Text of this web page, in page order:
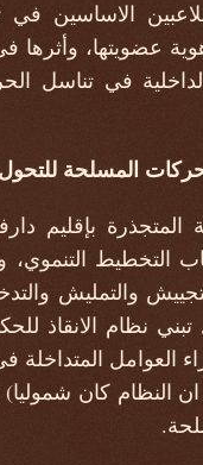
اللاعبين الاساسين
عضويتها،
في تناسل
المسلحة
بإقليم
التخطيط
والتمليش
نظام الانقاذ
العوامل
ان النظام كان